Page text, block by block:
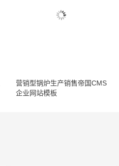
营销型锅炉生产销售帝国CMS
企业网站模板